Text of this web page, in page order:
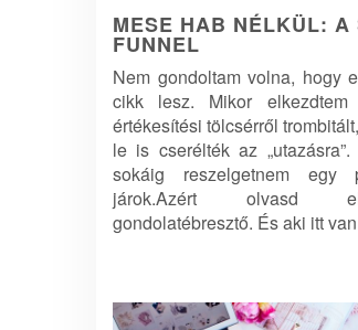
MESE HAB NÉLKÜL: A
FUNNEL
Nem gondoltam volna, hogy
cikk lesz. Mikor
értékesítési tölcsérről
le is cserélték az
sokáig reszelgetnem egy
járok.Azért olvasd
gondolatébresztő. És aki itt